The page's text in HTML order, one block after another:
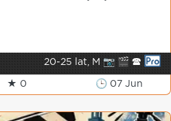
20-25 lat, M 📷 🎬 🕿
★ 0 🕒 07 Jun